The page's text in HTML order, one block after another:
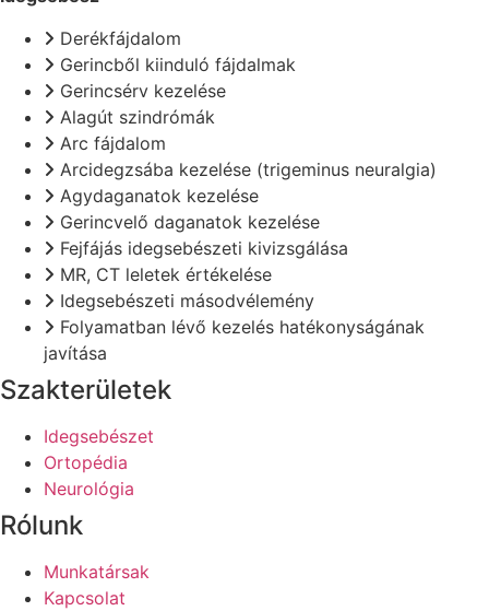
Derékfájdalom
Gerincből kiinduló fájdalmak
Gerincsérv kezelése
Alagút szindrómák
Arc fájdalom
Arcidegzsába kezelése (trigeminus neuralgia)
Agydaganatok kezelése
Gerincvelő daganatok kezelése
Fejfájás idegsebészeti kivizsgálása
MR, CT leletek értékelése
Idegsebészeti másodvélemény
Folyamatban lévő kezelés hatékonyságának
javítása
Szakterületek
Idegsebészet
Ortopédia
Neurológia
Rólunk
Munkatársak
Kapcsolat